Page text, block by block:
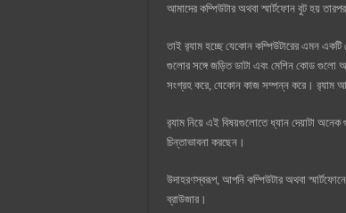
আমাদের কম্পিউটার অথবা স্মার্টফোন বুট হয়
তাই র‍্যাম হচ্ছে যেকোন কম্পিউটারের এমন একটি
গুলোর সঙ্গে জড়িত ডাটা এবং মেশিন কোড
সংগ্রহ করে, যেকোন কাজ সম্পন্ন করে। র‍্যাম
র‍্যাম নিয়ে এই বিষয়গুলোতে ধ্যান দেয়াটা
চিন্তাভাবনা করছেন।
উদাহরণস্বরূপ, আপনি কম্পিউটার অথবা
ব্রাউজার।